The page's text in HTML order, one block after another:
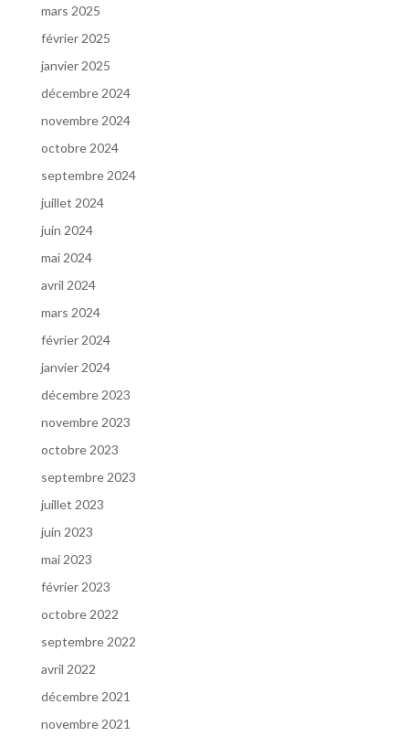
mars 2025
février 2025
janvier 2025
décembre 2024
novembre 2024
octobre 2024
septembre 2024
juillet 2024
juin 2024
mai 2024
avril 2024
mars 2024
février 2024
janvier 2024
décembre 2023
novembre 2023
octobre 2023
septembre 2023
juillet 2023
juin 2023
mai 2023
février 2023
octobre 2022
septembre 2022
avril 2022
décembre 2021
novembre 2021